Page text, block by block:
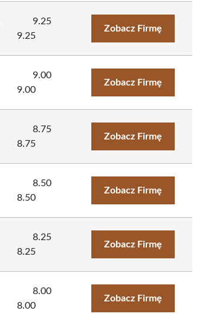
9.25
9.25
Zobacz Firmę
9.00
9.00
Zobacz Firmę
8.75
8.75
Zobacz Firmę
8.50
8.50
Zobacz Firmę
8.25
8.25
Zobacz Firmę
8.00
8.00
Zobacz Firmę